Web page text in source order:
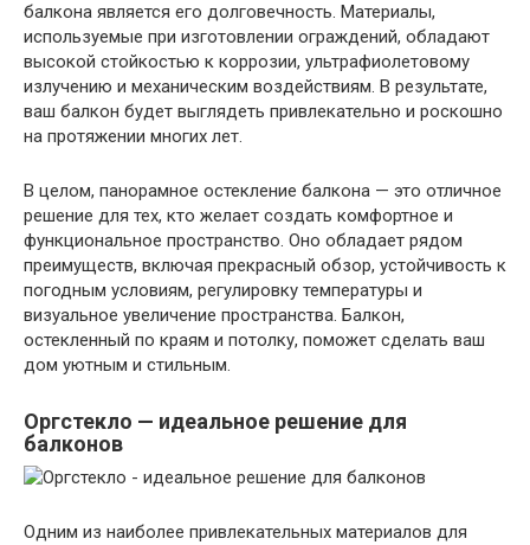
балкона является его долговечность. Материалы,
используемые при изготовлении ограждений, обладают
высокой стойкостью к коррозии, ультрафиолетовому
излучению и механическим воздействиям. В результате,
ваш балкон будет выглядеть привлекательно и роскошно
на протяжении многих лет.
В целом, панорамное остекление балкона — это отличное
решение для тех, кто желает создать комфортное и
функциональное пространство. Оно обладает рядом
преимуществ, включая прекрасный обзор, устойчивость к
погодным условиям, регулировку температуры и
визуальное увеличение пространства. Балкон,
остекленный по краям и потолку, поможет сделать ваш
дом уютным и стильным.
Оргстекло — идеальное решение для
балконов
Одним из наиболее привлекательных материалов для